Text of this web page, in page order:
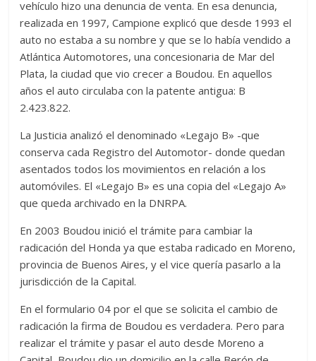
vehículo hizo una denuncia de venta. En esa denuncia,
realizada en 1997, Campione explicó que desde 1993 el
auto no estaba a su nombre y que se lo había vendido a
Atlántica Automotores, una concesionaria de Mar del
Plata, la ciudad que vio crecer a Boudou. En aquellos
años el auto circulaba con la patente antigua: B
2.423.822.
La Justicia analizó el denominado «Legajo B» -que
conserva cada Registro del Automotor- donde quedan
asentados todos los movimientos en relación a los
automóviles. El «Legajo B» es una copia del «Legajo A»
que queda archivado en la DNRPA.
En 2003 Boudou inició el trámite para cambiar la
radicación del Honda ya que estaba radicado en Moreno,
provincia de Buenos Aires, y el vice quería pasarlo a la
jurisdicción de la Capital.
En el formulario 04 por el que se solicita el cambio de
radicación la firma de Boudou es verdadera. Pero para
realizar el trámite y pasar el auto desde Moreno a